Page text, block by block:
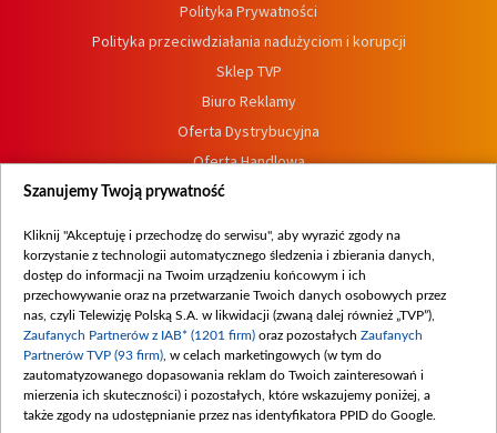
Polityka Prywatności
Polityka przeciwdziałania nadużyciom i korupcji
Sklep TVP
Biuro Reklamy
Oferta Dystrybucyjna
Oferta Handlowa
Dostępność
Procedura zgłoszeń wewnętrznych
Szanujemy Twoją prywatność
Kliknij "Akceptuję i przechodzę do serwisu", aby wyrazić zgody na
korzystanie z technologii automatycznego śledzenia i zbierania danych,
dostęp do informacji na Twoim urządzeniu końcowym i ich
przechowywanie oraz na przetwarzanie Twoich danych osobowych przez
nas, czyli Telewizję Polską S.A. w likwidacji (zwaną dalej również „TVP”),
Zaufanych Partnerów z IAB* (1201 firm) oraz pozostałych Zaufanych
Partnerów TVP (93 firm) , w celach marketingowych (w tym do
zautomatyzowanego dopasowania reklam do Twoich zainteresowań i
mierzenia ich skuteczności) i pozostałych, które wskazujemy poniżej, a
także zgody na udostępnianie przez nas identyfikatora PPID do Google.